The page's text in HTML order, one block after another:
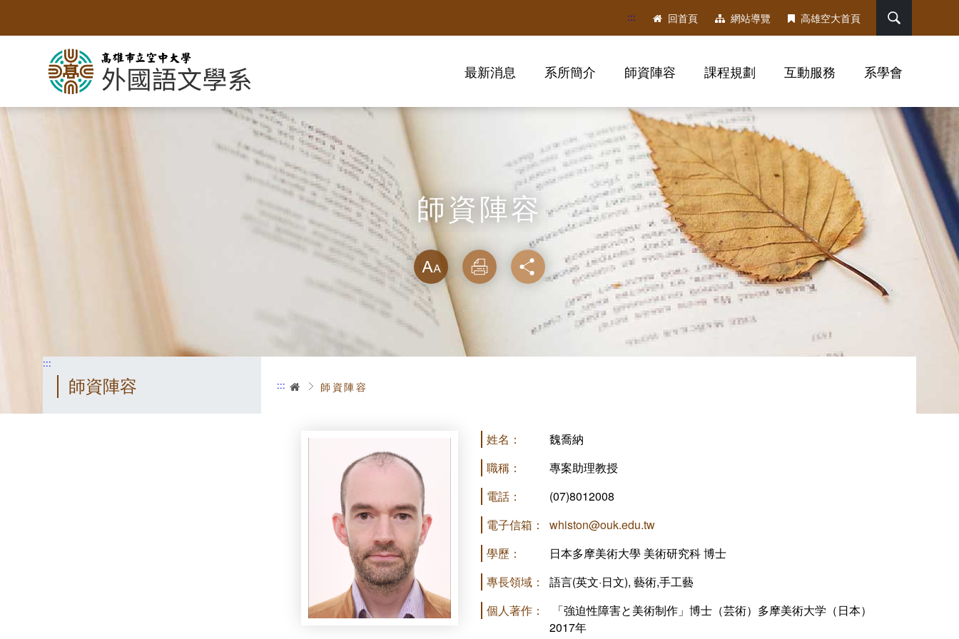
要
::: 回首頁 網站導覽 高雄空大首頁
最新消息 系所簡介 師資陣容 課程規劃 互動服務 系學會
師資陣容
略過字型切換，社群分享工具列
放大
列印 分享
:::
師資陣容 ::: 首頁師資陣容
姓名：
魏喬納
職稱：
專案助理教授
電話：
(07)8012008
電子信箱：
whiston@ouk.edu.tw
學歷：
日本多摩美術大學 美術研究科 博士
專長領域：
語言(英文·日文), 藝術,手工藝
個人著作：
「強迫性障害と美術制作」博士（芸術）多摩美術大学（日本）
2017年